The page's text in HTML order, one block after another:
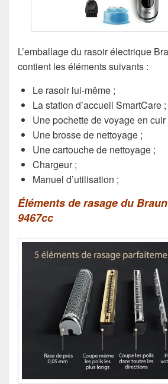
L’emballage du rasoir électrique
contient les éléments suivants :
Le rasoir lui-même ;
La station d’accueil SmartCare ;
Une pochette de voyage en cuir
Une brosse de nettoyage ;
Une cartouche de nettoyage ;
Chargeur ;
Manuel d’utilisation ;
Éléments de rasage du
9467cc